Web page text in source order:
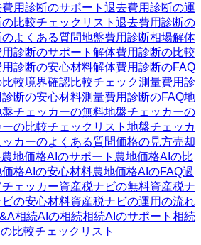
用診断のサポート 退去費用診断の運
比較チェックリスト 退去費用診断の
よくある質問地盤費用診断相場解体
診断のサポート 解体費用診断の比較
診断の安心材料解体費用診断のFAQ
較境界確認比較チェック測量費用診
断の安心材料測量費用診断のFAQ地
盤チェッカーの無料地盤チェッカーの
の比較チェックリスト 地盤チェッカ
カーのよくある質問価格の見方売却
農地価格AIのサポート 農地価格AIの比
価格AIの安心材料農地価格AIのFAQ過
ェッカー資産税ナビの無料資産税ナ
の安心材料資産税ナビの運用の流れ
相続AIの相続相続AIのサポート 相続
比較チェックリスト